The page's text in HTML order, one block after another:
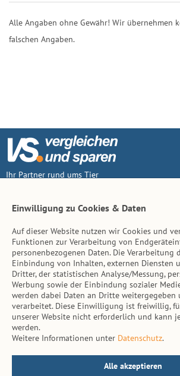
Alle Angaben ohne Gewähr! Wir übernehmen
falschen Angaben.
Ihr Partner rund ums Tier
Inhalt
Tierarzt-Suche
Hinweise
AGB
Impressum
Datenschutz
Kontakt
Einwilligung zu Cookies & Daten
Auf dieser Website nutzen wir Cookies und
Funktionen zur Verarbeitung von
personenbezogenen Daten. Die Verarbeitung
Einbindung von Inhalten, externen Diensten
Dritter, der statistischen Analyse/Messung,
Werbung sowie der Einbindung sozialer
werden dabei Daten an Dritte weitergegeben
verarbeitet. Diese Einwilligung ist freiwillig,
unserer Website nicht erforderlich und kann
werden.
Weitere Informationen unter Datenschutz.
Alle akzeptieren